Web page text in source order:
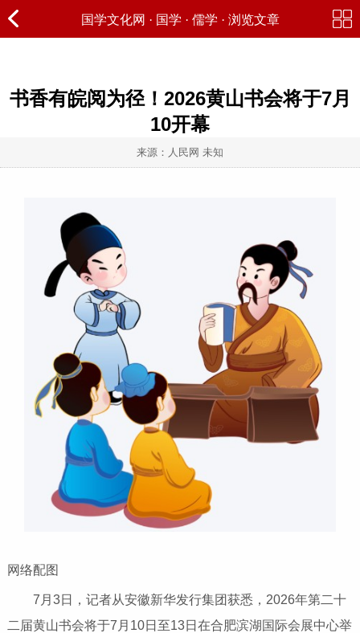
国学文化网 · 国学 · 儒学 · 浏览文章
书香有皖阅为径！2026黄山书会将于7月
10开幕
来源：人民网 未知
网络配图
7月3日，记者从安徽新华发行集团获悉，2026年第二十
二届黄山书会将于7月10日至13日在合肥滨湖国际会展中心举